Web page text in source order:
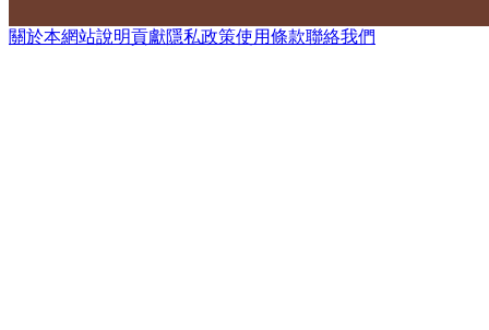
關於本網站說明貢獻隱私政策使用條款聯絡我們